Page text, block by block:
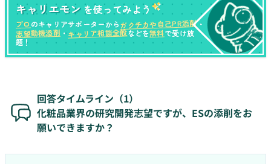
キャリエモン を使ってみよう
プロ のキャリアサポーターからガクチカや自己PR添削・
志望動機添削 ・キャリア相談全般などを無料で受け放
題！
回答タイムライン（1）
化粧品業界の研究開発志望ですが、ESの添削をお
願いできますか？